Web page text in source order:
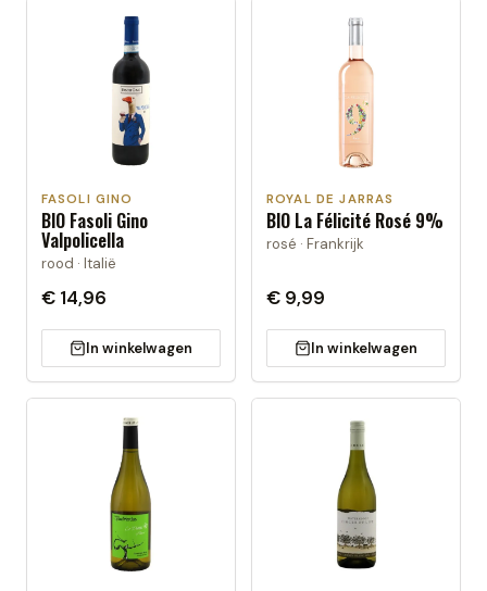
FASOLI GINO
BIO Fasoli Gino
Valpolicella
rood · Italië
€ 14,96
In winkelwagen
ROYAL DE JARRAS
BIO La Félicité Rosé 9%
rosé · Frankrijk
€ 9,99
In winkelwagen